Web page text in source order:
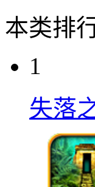
本类排
1
失落